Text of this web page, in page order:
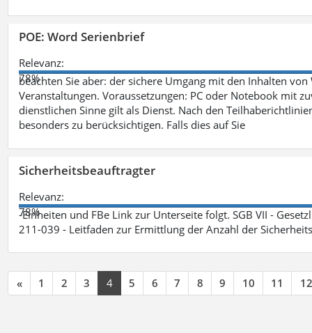
POE: Word Serienbrief
Relevanz:
78%
beachten Sie aber: der sichere Umgang mit den Inhalten
Veranstaltungen. Voraussetzungen: PC oder Notebook mit
dienstlichen Sinne gilt als Dienst. Nach den
besonders zu berücksichtigen. Falls dies auf Sie
Sicherheitsbeauftragter
Relevanz:
78%
-Einheiten und FBe Link zur Unterseite folgt. SGB VII -
211-039 - Leitfaden zur Ermittlung der Anzahl der
« 1 2 3 4 5 6 7 8 9 10 11 12